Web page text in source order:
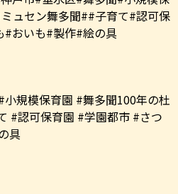
規模保育園 #舞多聞100年の杜
#認可保育園 #学園都市 #さつ
具